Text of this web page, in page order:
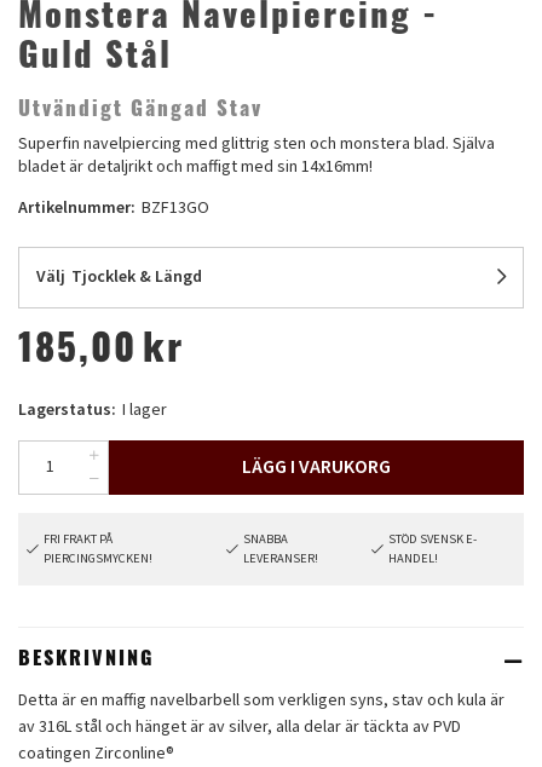
Monstera Navelpiercing -
Guld Stål
Utvändigt Gängad Stav
Superfin navelpiercing med glittrig sten och monstera blad. Själva
bladet är detaljrikt och maffigt med sin 14x16mm!
Artikelnummer: BZF13GO
Välj Tjocklek & Längd
185,00 kr
Lagerstatus: I lager
LÄGG I VARUKORG
FRI FRAKT PÅ
PIERCINGSMYCKEN!
SNABBA
LEVERANSER!
STÖD SVENSK E-
HANDEL!
BESKRIVNING
Detta är en maffig navelbarbell som verkligen syns, stav och kula är
av 316L stål och hänget är av silver, alla delar är täckta av PVD
coatingen Zirconline®